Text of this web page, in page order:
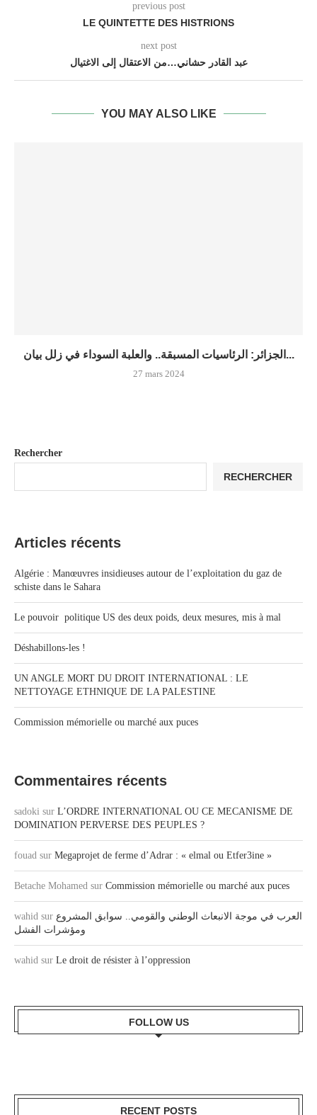
previous post
LE QUINTETTE DES HISTRIONS
next post
عبد القادر حشاني…من الاعتقال إلى الاغتيال
YOU MAY ALSO LIKE
الجزائر: الرئاسيات المسبقة.. والعلبة السوداء في زلل بيان...
27 mars 2024
Rechercher
RECHERCHER
Articles récents
Algérie : Manœuvres insidieuses autour de l’exploitation du gaz de
schiste dans le Sahara
Le pouvoir politique US des deux poids, deux mesures, mis à mal
Déshabillons-les !
UN ANGLE MORT DU DROIT INTERNATIONAL : LE
NETTOYAGE ETHNIQUE DE LA PALESTINE
Commission mémorielle ou marché aux puces
Commentaires récents
sadoki sur L’ORDRE INTERNATIONAL OU CE MECANISME DE
DOMINATION PERVERSE DES PEUPLES ?
fouad sur Megaprojet de ferme d’Adrar : « elmal ou Etfer3ine »
Betache Mohamed sur Commission mémorielle ou marché aux puces
wahid sur العرب في موجة الانبعاث الوطني والقومي.. سوابق المشروع
ومؤشرات الفشل
wahid sur Le droit de résister à l’oppression
FOLLOW US
RECENT POSTS